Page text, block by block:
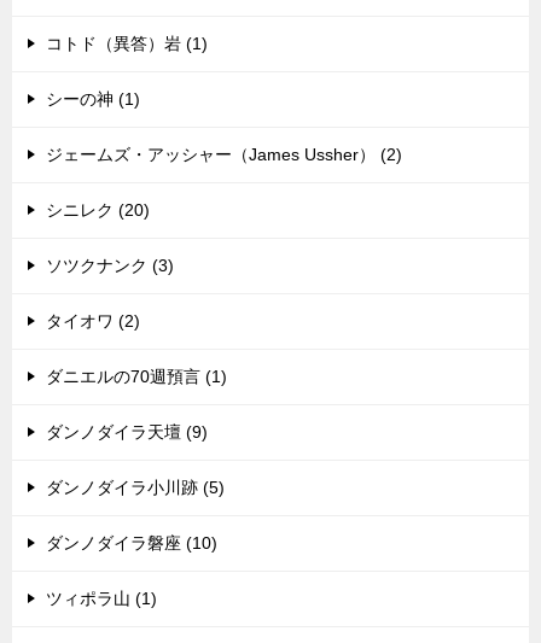
コトド（異答）岩 (1)
シーの神 (1)
ジェームズ・アッシャー（James Ussher） (2)
シニレク (20)
ソツクナンク (3)
タイオワ (2)
ダニエルの70週預言 (1)
ダンノダイラ天壇 (9)
ダンノダイラ小川跡 (5)
ダンノダイラ磐座 (10)
ツィポラ山 (1)